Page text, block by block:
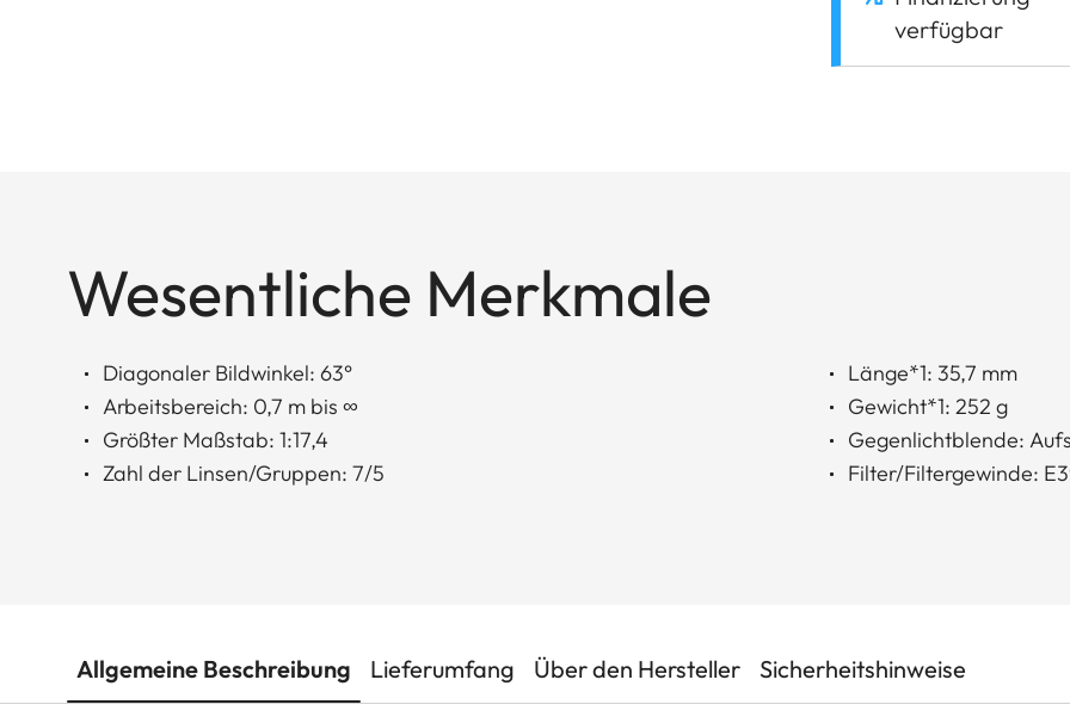
verfügbar
Wesentliche Merkmale
Diagonaler Bildwinkel: 63°
Arbeitsbereich: 0,7 m bis ∞
Größter Maßstab: 1:17,4
Zahl der Linsen/Gruppen: 7/5
Länge*1: 35,7 mm
Gewicht*1: 252 g
Gegenlichtblende:
Filter/Filtergewinde:
Allgemeine Beschreibung Lieferumfang Über den Hersteller Sicherheitshinweise